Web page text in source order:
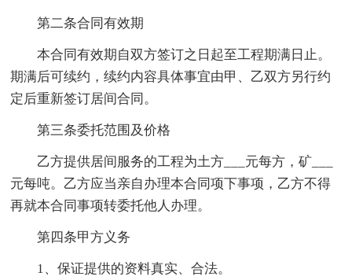
第二条合同有效期
本合同有效期自双方签订之日起至工程期满日止。
期满后可续约，续约内容具体事宜由甲、乙双方另行约
定后重新签订居间合同。
第三条委托范围及价格
乙方提供居间服务的工程为土方___元每方，矿___
元每吨。乙方应当亲自办理本合同项下事项，乙方不得
再就本合同事项转委托他人办理。
第四条甲方义务
1、保证提供的资料真实、合法。